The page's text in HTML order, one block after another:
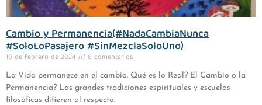
Cambio y Permanencia(#NadaCambiaNunca
#SoloLoPasajero #SinMezclaSoloUno)
19 de febrero de 2024 6 comentarios
La Vida permanece en el cambio. Qué es lo Real? El Cambio o la
Permanencia? Las grandes tradiciones espirituales y escuelas
filosóficas difieren al respecto.